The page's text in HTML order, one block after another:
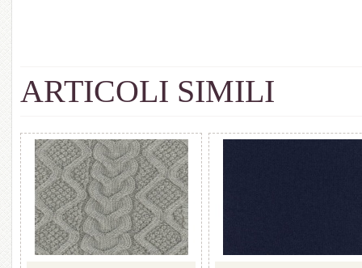
ARTICOLI SIMILI